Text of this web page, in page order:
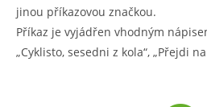
jinou příkazovou značkou.
Příkaz je vyjádřen vhodným
„Cyklisto, sesedni z kola“, „Přejdi